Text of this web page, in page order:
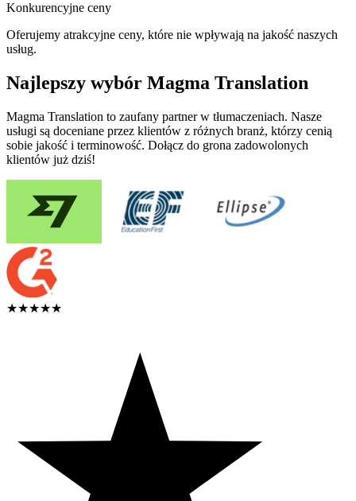
Konkurencyjne ceny
Oferujemy atrakcyjne ceny, które nie wpływają na jakość naszych
usług.
Najlepszy wybór Magma Translation
Magma Translation to zaufany partner w tłumaczeniach. Nasze
usługi są doceniane przez klientów z różnych branż, którzy cenią
sobie jakość i terminowość. Dołącz do grona zadowolonych
klientów już dziś!
★★★★★